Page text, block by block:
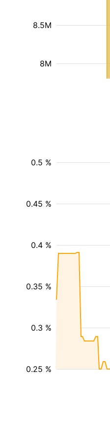
8M
8.5M
0.25 %
0.3 %
0.35 %
0.4 %
0.45 %
0.5 %